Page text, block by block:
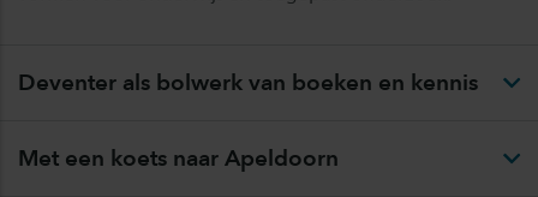
Deventer als bolwerk van boeken en kennis
Met een koets naar Apeldoorn